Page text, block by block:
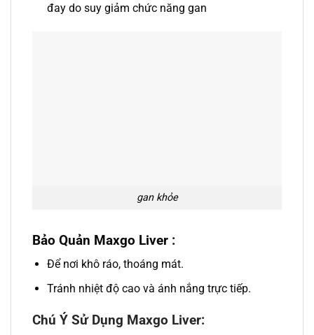
đay do suy giảm chức năng gan
gan khỏe
Bảo Quản Maxgo Liver :
Để nơi khô ráo, thoáng mát.
Tránh nhiệt độ cao và ánh nắng trực tiếp.
Chú Ý Sử Dụng Maxgo Liver: